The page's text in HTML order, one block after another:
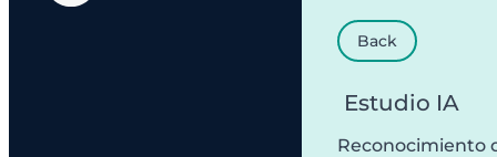
Back
Estudio IA
Reconocimiento